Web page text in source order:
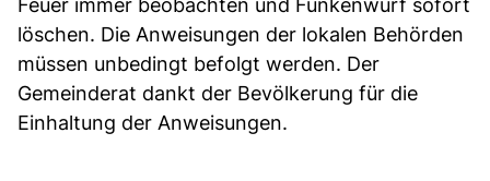
Feuer immer beobachten und Funkenwurf sofort
löschen. Die Anweisungen der lokalen Behörden
müssen unbedingt befolgt werden. Der
Gemeinderat dankt der Bevölkerung für die
Einhaltung der Anweisungen.